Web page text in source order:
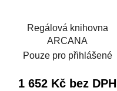
Regálová knihovna
ARCANA
Pouze pro přihlášené
1 652 Kč bez DPH